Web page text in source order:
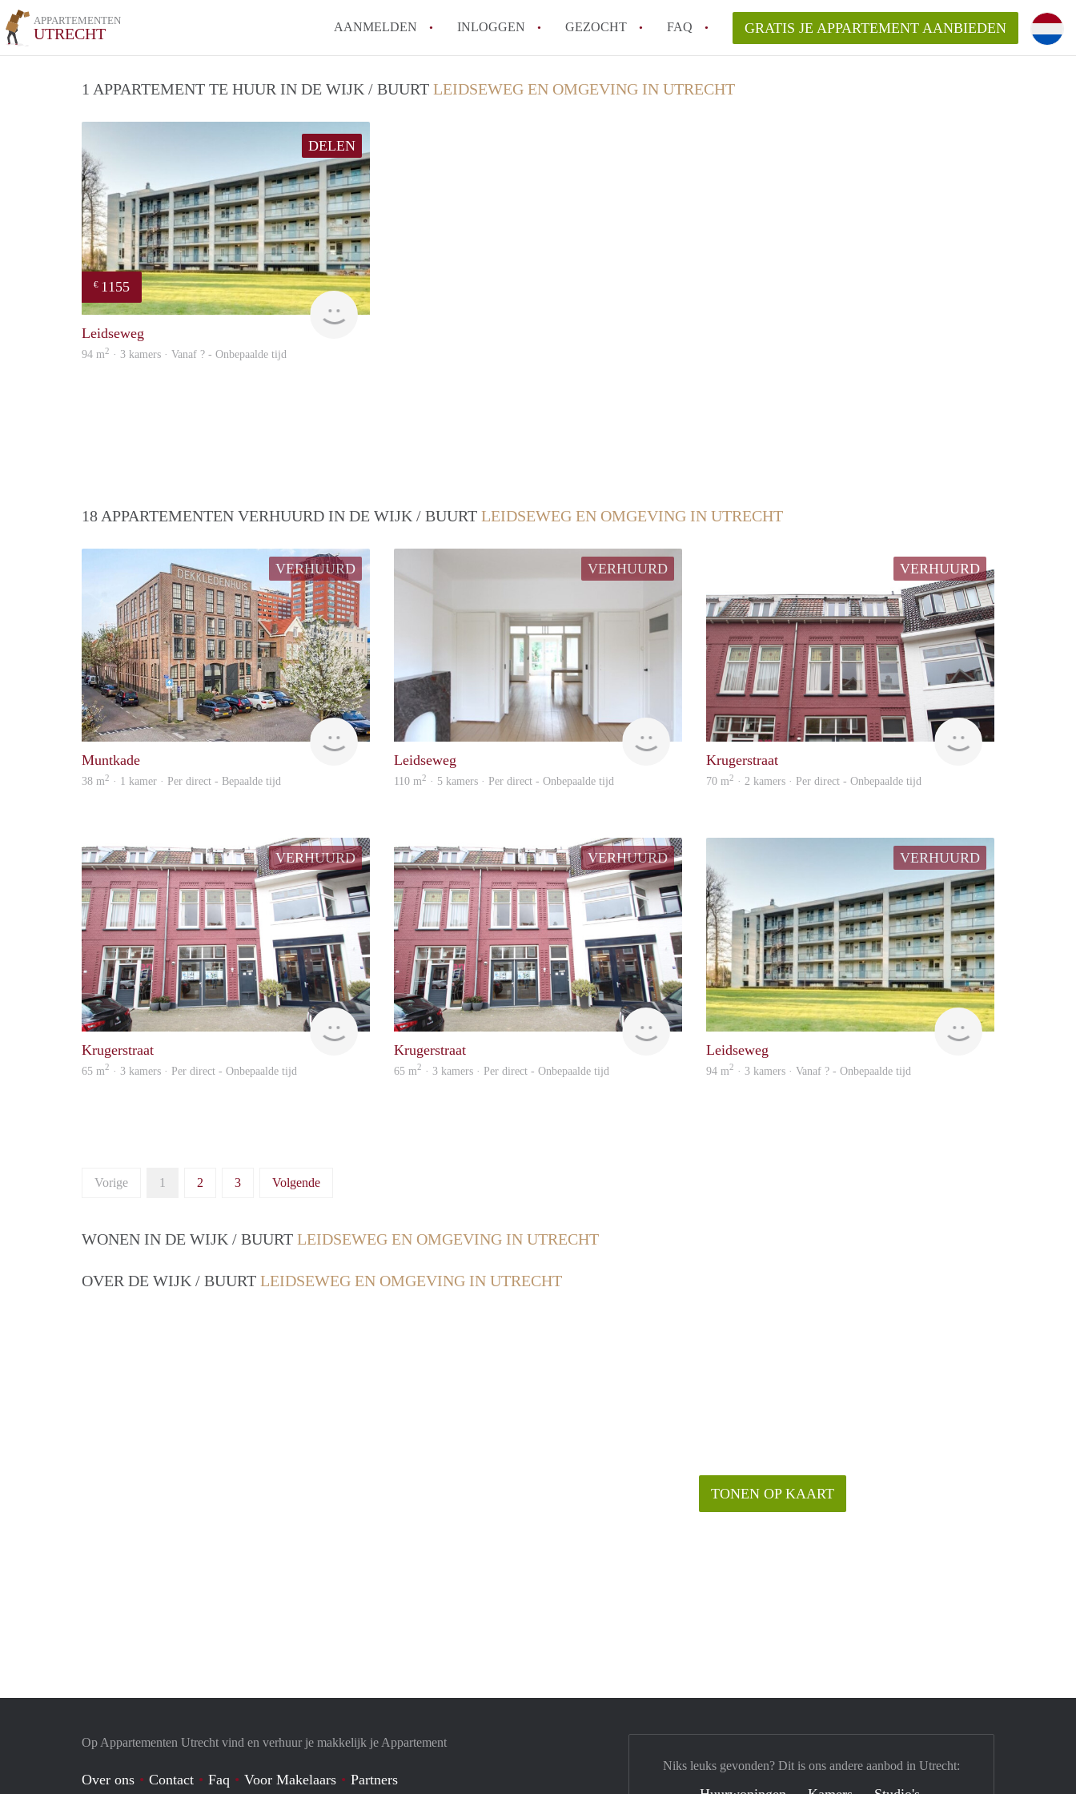
APPARTEMENTEN
UTRECHT AANMELDEN INLOGGEN GEZOCHT FAQ GRATIS JE APPARTEMENT AANBIEDEN
1 APPARTEMENT TE HUUR IN DE WIJK / BUURT LEIDSEWEG EN OMGEVING IN UTRECHT
DELEN
€ 1155
finder
Leidseweg
94 m2 · 3 kamers · Vanaf ? - Onbepaalde tijd
18 APPARTEMENTEN VERHUURD IN DE WIJK / BUURT LEIDSEWEG EN OMGEVING IN UTRECHT
VERHUURD
Vizier
Muntkade
38 m2 · 1 kamer · Per direct - Bepaalde tijd
VERHUURD
Leidseweg
110 m2 · 5 kamers · Per direct - Onbepaalde tijd
VERHUURD
Krugerstraat
70 m2 · 2 kamers · Per direct - Onbepaalde tijd
VERHUURD
housing
Krugerstraat
65 m2 · 3 kamers · Per direct - Onbepaalde tijd
VERHUURD
housing
Krugerstraat
65 m2 · 3 kamers · Per direct - Onbepaalde tijd
VERHUURD
rent
Leidseweg
94 m2 · 3 kamers · Vanaf ? - Onbepaalde tijd
Vorige 1 2 3 Volgende
WONEN IN DE WIJK / BUURT LEIDSEWEG EN OMGEVING IN UTRECHT
OVER DE WIJK / BUURT LEIDSEWEG EN OMGEVING IN UTRECHT
TONEN OP KAART
Op Appartementen Utrecht vind en verhuur je makkelijk je Appartement
Over ons Contact Faq Voor Makelaars Partners
Niks leuks gevonden? Dit is ons andere aanbod in Utrecht: